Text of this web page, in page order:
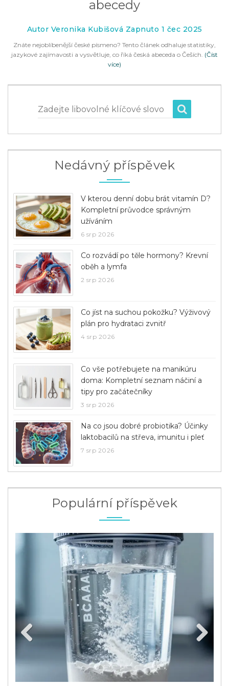
abecedy
Autor Veronika Kubišová Zapnuto 1 čec 2025
Znáte nejoblíbenější české písmeno? Tento článek odhaluje statistiky,
jazykové zajímavosti a vysvětluje, co říká česká abeceda o Češích. (Číst
více)
Zadejte libovolné klíčové slovo
Nedávný příspěvek
V kterou denní dobu brát vitamín D?
Kompletní průvodce správným
užíváním
6 srp 2026
Co rozvádí po těle hormony? Krevní
oběh a lymfa
2 srp 2026
Co jíst na suchou pokožku? Výživový
plán pro hydrataci zvnitř
4 srp 2026
Co vše potřebujete na manikúru
doma: Kompletní seznam náčiní a
tipy pro začátečníky
3 srp 2026
Na co jsou dobré probiotika? Účinky
laktobacilů na střeva, imunitu i pleť
7 srp 2026
Populární příspěvek
Next